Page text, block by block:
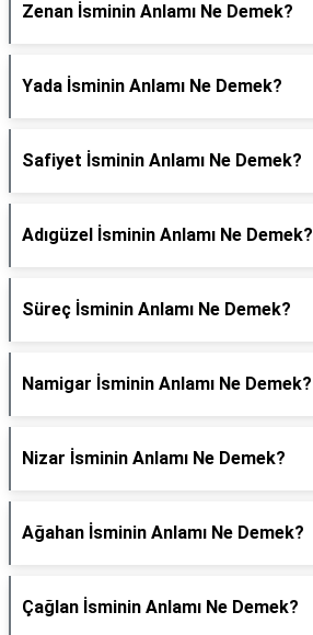
Zenan İsminin Anlamı Ne Demek?
Yada İsminin Anlamı Ne Demek?
Safiyet İsminin Anlamı Ne Demek?
Adıgüzel İsminin Anlamı Ne Demek?
Süreç İsminin Anlamı Ne Demek?
Namigar İsminin Anlamı Ne Demek?
Nizar İsminin Anlamı Ne Demek?
Ağahan İsminin Anlamı Ne Demek?
Çağlan İsminin Anlamı Ne Demek?